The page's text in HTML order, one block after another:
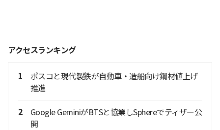
アクセスランキング
1
ポスコと現代製鉄が自動車・造船向け鋼材値上げ
推進
2
Google GeminiがBTSと協業しSphereでティザー公
開